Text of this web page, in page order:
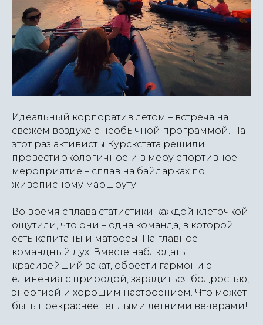
Идеальный корпоратив летом – встреча на
свежем воздухе с необычной программой. На
этот раз активисты Курскстата решили
провести экологичное и в меру спортивное
мероприятие – сплав на байдарках по
живописному маршруту.
Во время сплава статистики каждой клеточкой
ощутили, что они – одна команда, в которой
есть капитаны и матросы. На главное -
командный дух. Вместе наблюдать
красивейший закат, обрести гармонию
единения с природой, зарядиться бодростью,
энергией и хорошим настроением. Что может
быть прекраснее теплыми летними вечерами!